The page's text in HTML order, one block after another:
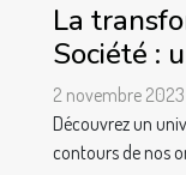
La
Société :
2 novembre
Découvrez un
contours de nos